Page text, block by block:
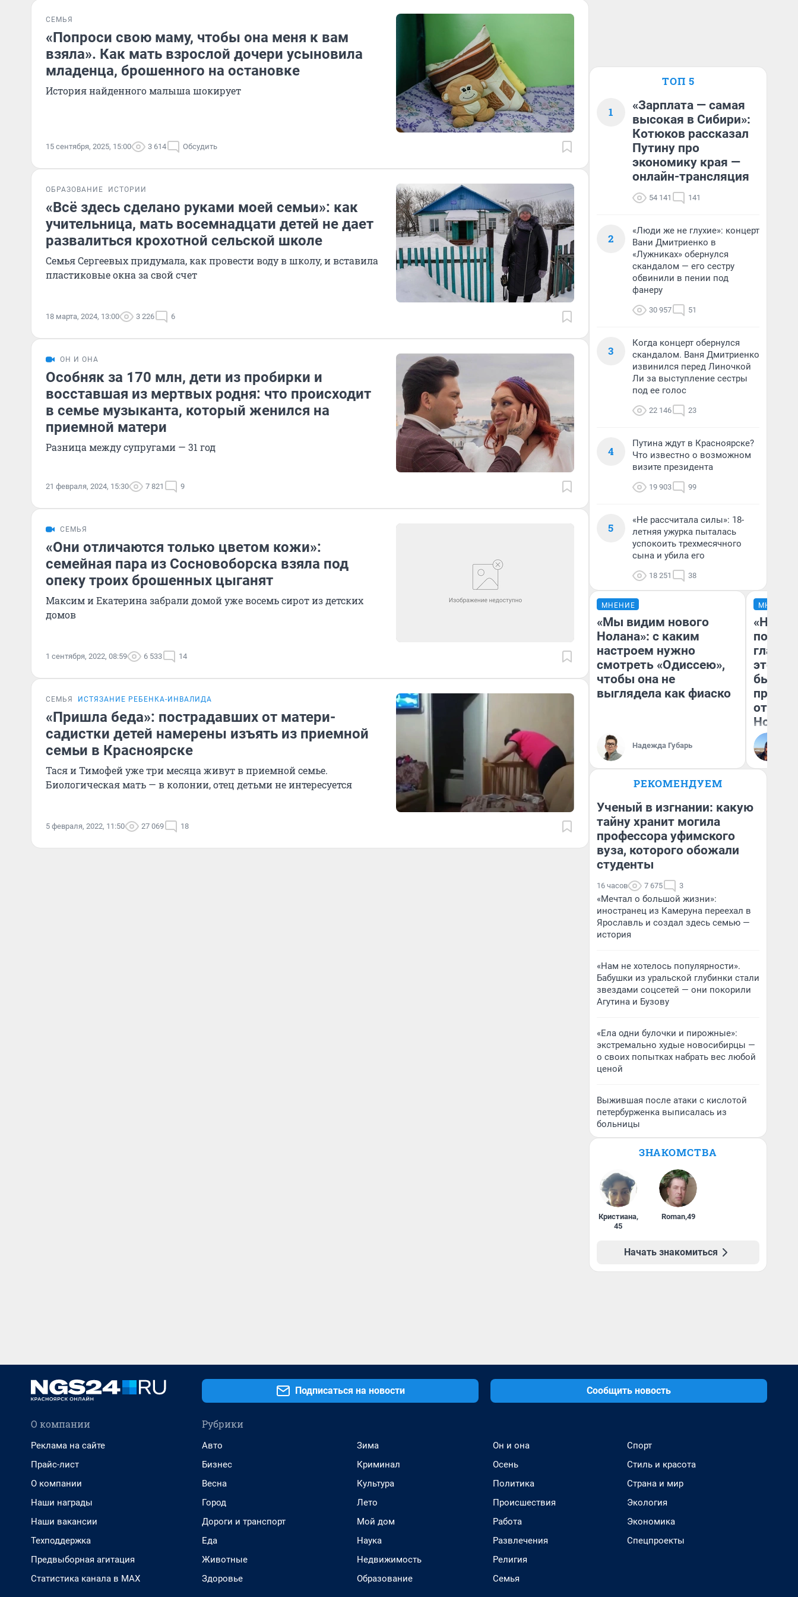
СЕМЬЯ
«Попроси свою маму, чтобы она меня к вам
взяла». Как мать взрослой дочери усыновила
младенца, брошенного на остановке
История найденного малыша шокирует
15 сентября, 2025, 15:00 3 614 Обсудить
ОБРАЗОВАНИЕ ИСТОРИИ
«Всё здесь сделано руками моей семьи»: как
учительница, мать восемнадцати детей не дает
развалиться крохотной сельской школе
Семья Сергеевых придумала, как провести воду в школу, и вставила
пластиковые окна за свой счет
18 марта, 2024, 13:00 3 226 6
ОН И ОНА
Особняк за 170 млн, дети из пробирки и
восставшая из мертвых родня: что происходит
в семье музыканта, который женился на
приемной матери
Разница между супругами — 31 год
21 февраля, 2024, 15:30 7 821 9
СЕМЬЯ
«Они отличаются только цветом кожи»:
семейная пара из Сосновоборска взяла под
опеку троих брошенных цыганят
Максим и Екатерина забрали домой уже восемь сирот из детских
домов
1 сентября, 2022, 08:59 6 533 14
СЕМЬЯ ИСТЯЗАНИЕ РЕБЕНКА-ИНВАЛИДА
«Пришла беда»: пострадавших от матери-
садистки детей намерены изъять из приемной
семьи в Красноярске
Тася и Тимофей уже три месяца живут в приемной семье.
Биологическая мать — в колонии, отец детьми не интересуется
5 февраля, 2022, 11:50 27 069 18
ТОП 5
1
«Зарплата — самая
высокая в Сибири»:
Котюков рассказал
Путину про
экономику края —
онлайн-трансляция
54 141 141
2
«Люди же не глухие»: концерт
Вани Дмитриенко в
«Лужниках» обернулся
скандалом — его сестру
обвинили в пении под
фанеру
30 957 51
3
Когда концерт обернулся
скандалом. Ваня Дмитриенко
извинился перед Линочкой
Ли за выступление сестры
под ее голос
22 146 23
4
Путина ждут в Красноярске?
Что известно о возможном
визите президента
19 903 99
5
«Не рассчитала силы»: 18-
летняя ужурка пыталась
успокоить трехмесячного
сына и убила его
18 251 38
МНЕНИЕ
«Мы видим нового
Нолана»: с каким
настроем нужно
смотреть «Одиссею»,
чтобы она не
выглядела как фиаско
Надежда Губарь
МНЕНИЕ
этого
бьет
отзыв
Нолана
РЕКОМЕНДУЕМ
Ученый в изгнании: какую
тайну хранит могила
профессора уфимского
вуза, которого обожали
студенты
16 часов 7 675 3
«Мечтал о большой жизни»:
иностранец из Камеруна переехал в
Ярославль и создал здесь семью —
история
«Нам не хотелось популярности».
Бабушки из уральской глубинки стали
звездами соцсетей — они покорили
Агутина и Бузову
«Ела одни булочки и пирожные»:
экстремально худые новосибирцы —
о своих попытках набрать вес любой
ценой
Выжившая после атаки с кислотой
петербурженка выписалась из
больницы
ЗНАКОМСТВА
Кристиана,
45
Roman,49
Начать знакомиться
Подписаться на новости Сообщить новость
О компании
Реклама на сайте
Прайс-лист
О компании
Наши награды
Наши вакансии
Техподдержка
Предвыборная агитация
Статистика канала в MAX
Рубрики
Авто
Бизнес
Весна
Город
Дороги и транспорт
Еда
Животные
Здоровье
Зима
Криминал
Культура
Лето
Мой дом
Наука
Недвижимость
Образование
Он и она
Осень
Политика
Происшествия
Работа
Развлечения
Религия
Семья
Спорт
Стиль и красота
Страна и мир
Экология
Экономика
Спецпроекты